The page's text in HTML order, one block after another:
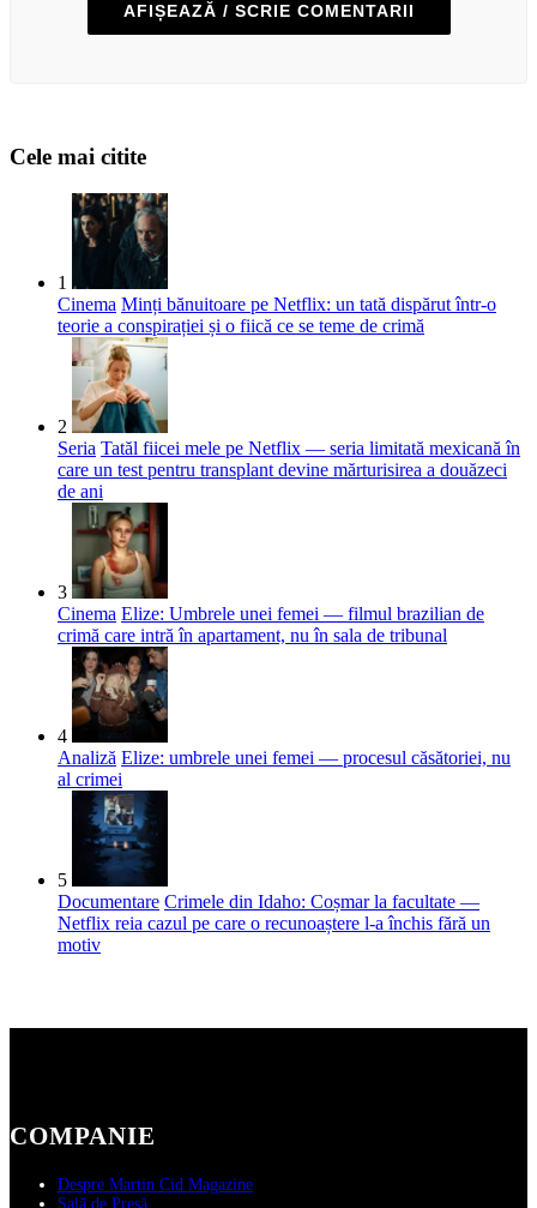
AFIȘEAZĂ / SCRIE COMENTARII
Cele mai citite
1
Cinema Minți bănuitoare pe Netflix: un tată dispărut într-o
teorie a conspirației și o fiică ce se teme de crimă
2
Seria Tatăl fiicei mele pe Netflix — seria limitată mexicană în
care un test pentru transplant devine mărturisirea a douăzeci
de ani
3
Cinema Elize: Umbrele unei femei — filmul brazilian de
crimă care intră în apartament, nu în sala de tribunal
4
Analiză Elize: umbrele unei femei — procesul căsătoriei, nu
al crimei
5
Documentare Crimele din Idaho: Coșmar la facultate —
Netflix reia cazul pe care o recunoaștere l-a închis fără un
motiv
COMPANIE
Despre Martin Cid Magazine
Sală de Presă